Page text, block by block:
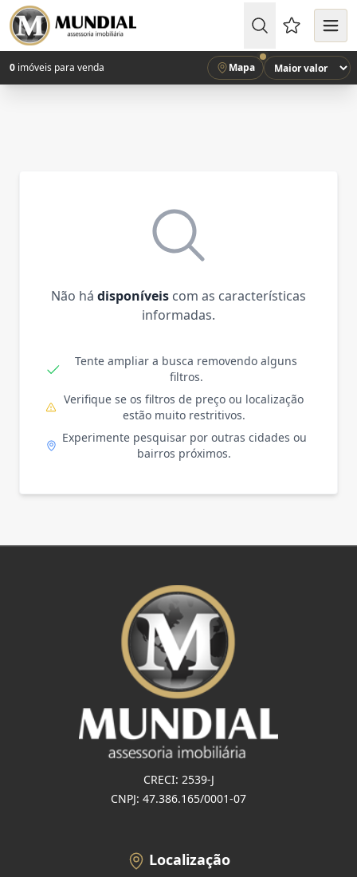
Favoritos
0 imóveis para venda Mapa
Não há disponíveis com as características
informadas.
Tente ampliar a busca removendo alguns
filtros.
Verifique se os filtros de preço ou localização
estão muito restritivos.
Experimente pesquisar por outras cidades ou
bairros próximos.
CRECI: 2539-J
CNPJ: 47.386.165/0001-07
Localização